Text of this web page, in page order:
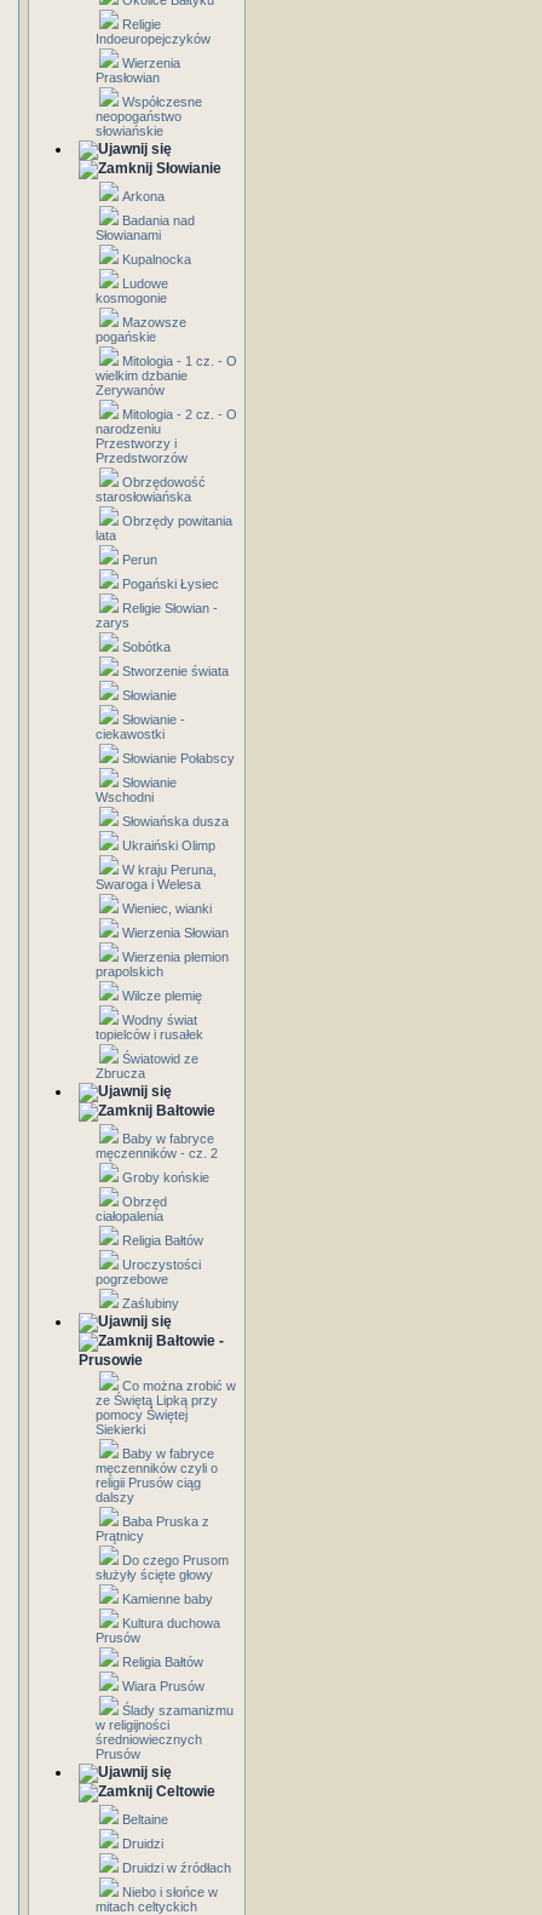
Religie
Indoeuropejczyków
Wierzenia
Prasłowian
Współczesne
neopogaństwo
słowiańskie
Słowianie
Arkona
Badania nad
Słowianami
Kupalnocka
Ludowe
kosmogonie
Mazowsze
pogańskie
Mitologia - 1 cz. - O
wielkim dzbanie
Zerywanów
Mitologia - 2 cz. - O
narodzeniu
Przestworzy i
Przedstworzów
Obrzędowość
starosłowiańska
Obrzędy powitania
lata
Perun
Pogański Łysiec
Religie Słowian -
zarys
Sobótka
Stworzenie świata
Słowianie
Słowianie -
ciekawostki
Słowianie Połabscy
Słowianie
Wschodni
Słowiańska dusza
Ukraiński Olimp
W kraju Peruna,
Swaroga i Welesa
Wieniec, wianki
Wierzenia Słowian
Wierzenia plemion
prapolskich
Wilcze plemię
Wodny świat
topielców i rusałek
Światowid ze
Zbrucza
Bałtowie
Baby w fabryce
męczenników - cz. 2
Groby końskie
Obrzęd
ciałopalenia
Religia Bałtów
Uroczystości
pogrzebowe
Zaślubiny
Bałtowie -
Prusowie
Co można zrobić w
ze Świętą Lipką przy
pomocy Świętej
Siekierki
Baby w fabryce
męczenników czyli o
religii Prusów ciąg
dalszy
Baba Pruska z
Prątnicy
Do czego Prusom
służyły ścięte głowy
Kamienne baby
Kultura duchowa
Prusów
Religia Bałtów
Wiara Prusów
Ślady szamanizmu
w religijności
średniowiecznych
Prusów
Celtowie
Beltaine
Druidzi
Druidzi w źródłach
Niebo i słońce w
mitach celtyckich